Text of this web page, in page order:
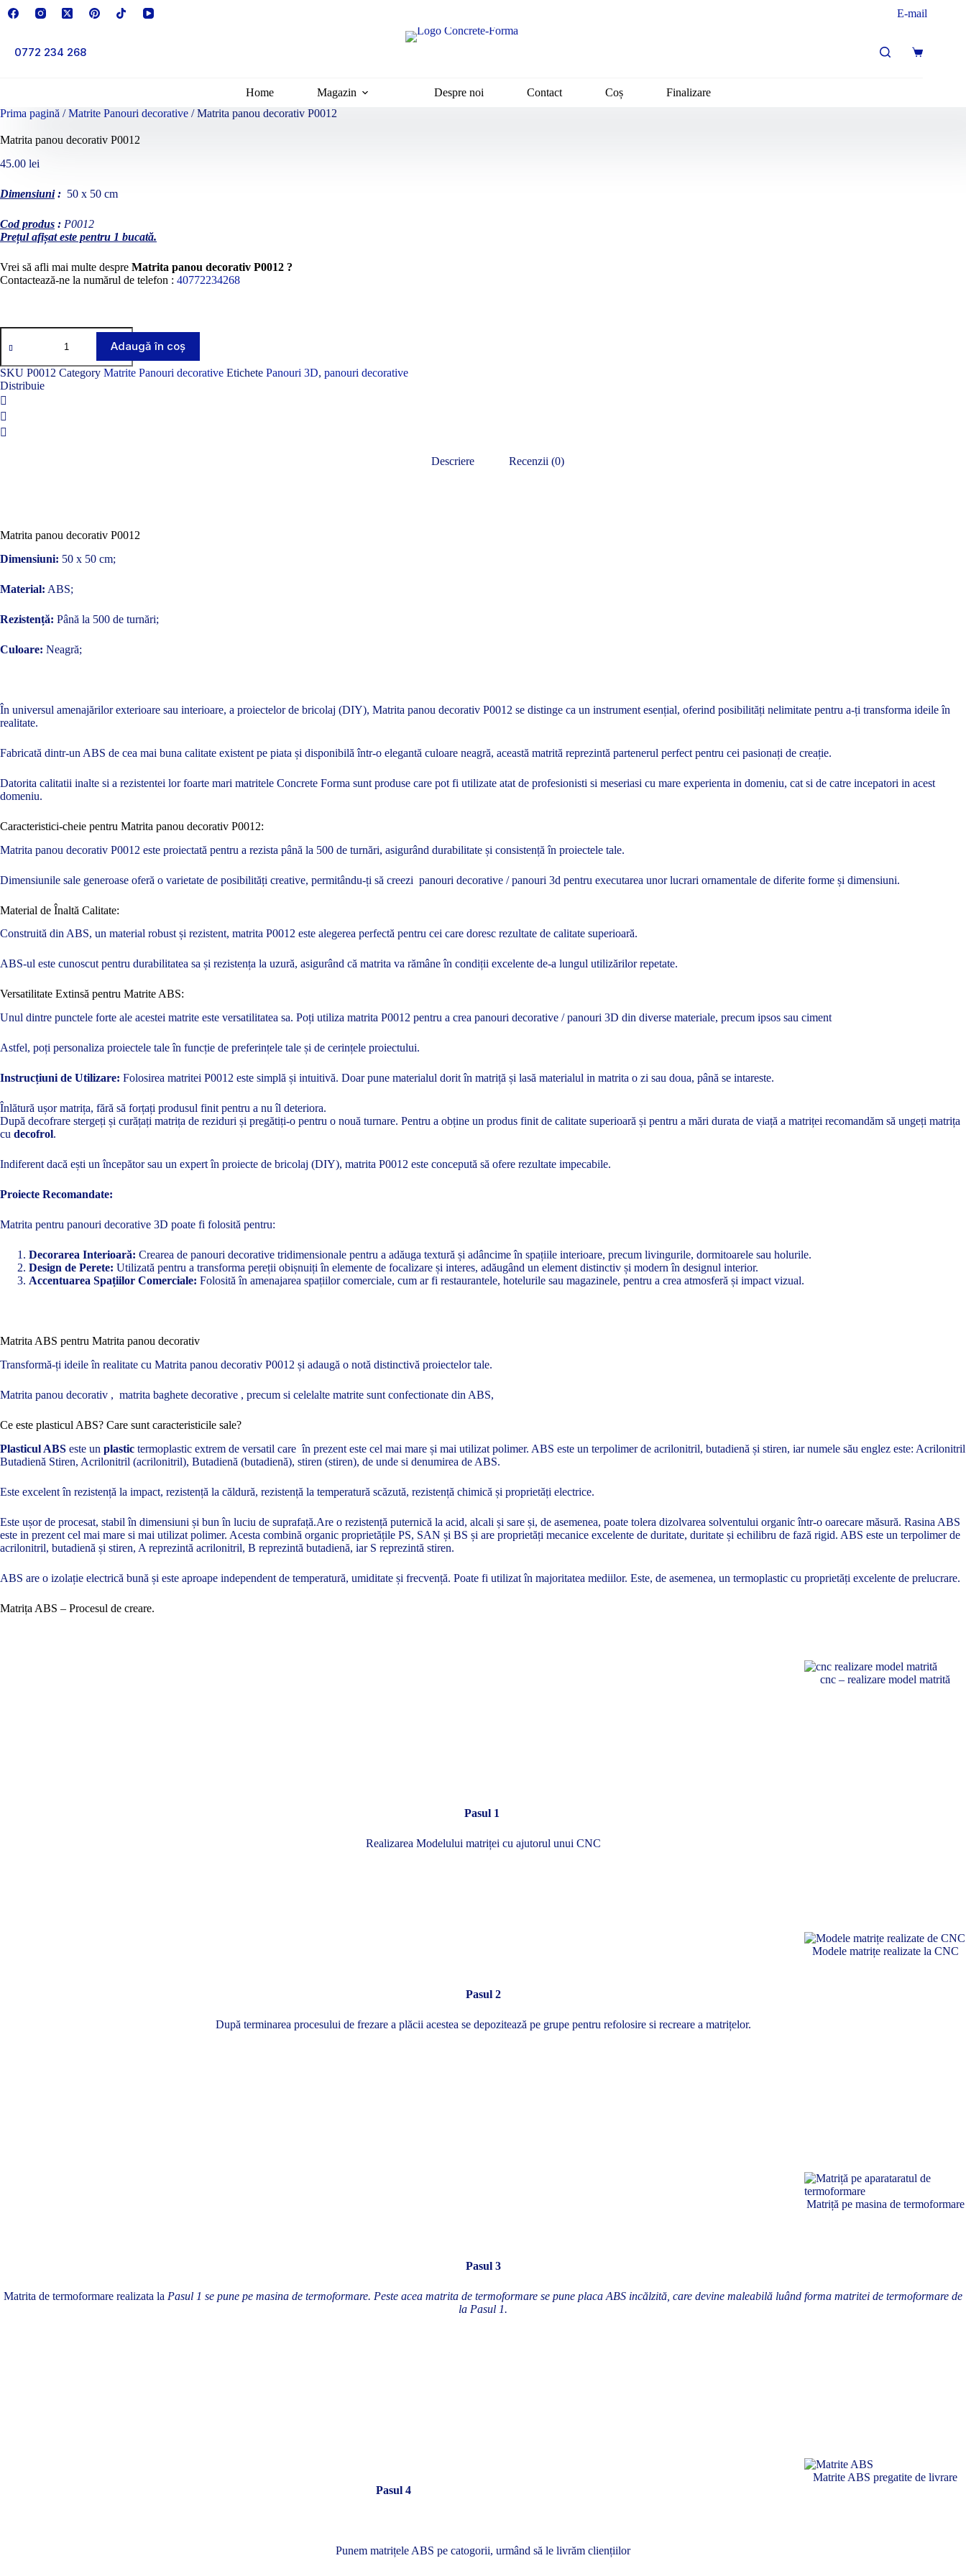
Sari
E-mail
0772 234 268
Coș
Home Magazin Despre noi Contact Coș
Finalizare
Prima pagină /Matrite Panouri decorative / Matrita panou decorativ P0012
Matrita panou decorativ P0012
45.00 lei
Dimensiuni : 50 x 50 cm
Cod produs : P0012
Prețul afișat este pentru 1 bucată.
Vrei să afli mai multe despre Matrita panou decorativ P0012 ?
Contactează-ne la numărul de telefon : 40772234268
Cantitate
Matrita
decorativ
P0012
Adaugă în coș
SKU P0012 Category Matrite Panouri decorative Etichete Panouri 3D, panouri decorative
Distribuie
Descriere Recenzii (0)
Matrita panou decorativ P0012
Dimensiuni: 50 x 50 cm;
Material: ABS;
Rezistență: Până la 500 de turnări;
Culoare: Neagră;
În universul amenajărilor exterioare sau interioare, a proiectelor de bricolaj (DIY), Matrita panou decorativ P0012 se distinge ca un instrument esențial, oferind posibilități nelimitate pentru a-ți transforma ideile în
realitate.
Fabricată dintr-un ABS de cea mai buna calitate existent pe piata și disponibilă într-o elegantă culoare neagră, această matrită reprezintă partenerul perfect pentru cei pasionați de creație.
Datorita calitatii inalte si a rezistentei lor foarte mari matritele Concrete Forma sunt produse care pot fi utilizate atat de profesionisti si meseriasi cu mare experienta in domeniu, cat si de catre incepatori in acest
domeniu.
Caracteristici-cheie pentru Matrita panou decorativ P0012:
Matrita panou decorativ P0012 este proiectată pentru a rezista până la 500 de turnări, asigurând durabilitate și consistență în proiectele tale.
Dimensiunile sale generoase oferă o varietate de posibilități creative, permitându-ți să creezi panouri decorative / panouri 3d pentru executarea unor lucrari ornamentale de diferite forme și dimensiuni.
Material de Înaltă Calitate:
Construită din ABS, un material robust și rezistent, matrita P0012 este alegerea perfectă pentru cei care doresc rezultate de calitate superioară.
ABS-ul este cunoscut pentru durabilitatea sa și rezistența la uzură, asigurând că matrita va rămâne în condiții excelente de-a lungul utilizărilor repetate.
Versatilitate Extinsă pentru Matrite ABS:
Unul dintre punctele forte ale acestei matrite este versatilitatea sa. Poți utiliza matrita P0012 pentru a crea panouri decorative / panouri 3D din diverse materiale, precum ipsos sau ciment
Astfel, poți personaliza proiectele tale în funcție de preferințele tale și de cerințele proiectului.
Instrucțiuni de Utilizare: Folosirea matritei P0012 este simplă și intuitivă. Doar pune materialul dorit în matriță și lasă materialul in matrita o zi sau doua, până se intareste.
Înlătură ușor matrița, fără să forțați produsul finit pentru a nu îl deteriora.
După decofrare stergeți și curățați matrița de reziduri și pregătiți-o pentru o nouă turnare. Pentru a obține un produs finit de calitate superioară și pentru a mări durata de viață a matriței recomandăm să ungeți matrița
cu decofrol.
Indiferent dacă ești un începător sau un expert în proiecte de bricolaj (DIY), matrita P0012 este concepută să ofere rezultate impecabile.
Proiecte Recomandate:
Matrita pentru panouri decorative 3D poate fi folosită pentru:
Decorarea Interioară: Crearea de panouri decorative tridimensionale pentru a adăuga textură și adâncime în spațiile interioare, precum livingurile, dormitoarele sau holurile.
Design de Perete: Utilizată pentru a transforma pereții obișnuiți în elemente de focalizare și interes, adăugând un element distinctiv și modern în designul interior.
Accentuarea Spațiilor Comerciale: Folosită în amenajarea spațiilor comerciale, cum ar fi restaurantele, hotelurile sau magazinele, pentru a crea atmosferă și impact vizual.
Matrita ABS pentru Matrita panou decorativ
Transformă-ți ideile în realitate cu Matrita panou decorativ P0012 și adaugă o notă distinctivă proiectelor tale.
Matrita panou decorativ , matrita baghete decorative , precum si celelalte matrite sunt confectionate din ABS,
Ce este plasticul ABS? Care sunt caracteristicile sale?
Plasticul ABS este un plastic termoplastic extrem de versatil care în prezent este cel mai mare și mai utilizat polimer. ABS este un terpolimer de acrilonitril, butadienă și stiren, iar numele său englez este: Acrilonitril
Butadienă Stiren, Acrilonitril (acrilonitril), Butadienă (butadienă), stiren (stiren), de unde si denumirea de ABS.
Este excelent în rezistență la impact, rezistență la căldură, rezistență la temperatură scăzută, rezistență chimică și proprietăți electrice.
Este ușor de procesat, stabil în dimensiuni și bun în luciu de suprafață.Are o rezistență puternică la acid, alcali și sare și, de asemenea, poate tolera dizolvarea solventului organic într-o oarecare măsură. Rasina ABS
este in prezent cel mai mare si mai utilizat polimer. Acesta combină organic proprietățile PS, SAN și BS și are proprietăți mecanice excelente de duritate, duritate și echilibru de fază rigid. ABS este un terpolimer de
acrilonitril, butadienă și stiren, A reprezintă acrilonitril, B reprezintă butadienă, iar S reprezintă stiren.
ABS are o izolație electrică bună și este aproape independent de temperatură, umiditate și frecvență. Poate fi utilizat în majoritatea mediilor. Este, de asemenea, un termoplastic cu proprietăți excelente de prelucrare.
Matrița ABS – Procesul de creare.
cnc – realizare model matrită
Pasul 1
Realizarea Modelului matriței cu ajutorul unui CNC
Modele matrițe realizate la CNC
Pasul 2
După terminarea procesului de frezare a plăcii acestea se depozitează pe grupe pentru refolosire si recreare a matrițelor.
Matriță pe masina de termoformare
Pasul 3
Matrita de termoformare realizata la Pasul 1 se pune pe masina de termoformare. Peste acea matrita de termoformare se pune placa ABS incălzită, care devine maleabilă luând forma matritei de termoformare de
la Pasul 1.
Matrite ABS pregatite de livrare
Pasul 4
Punem matrițele ABS pe catogorii, urmând să le livrăm cliențiilor